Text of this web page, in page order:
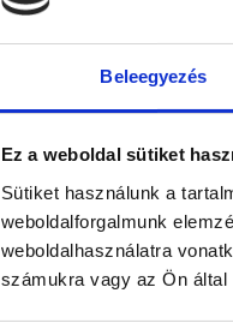
Beleegyezés
Ez a weboldal sütiket
Sütiket használunk a
weboldalforgalmunk
weboldalhasználatra
számukra vagy az Ön
Tartózkodási idő:
(7 Éjszaka)
Kétágyas
Ultra All